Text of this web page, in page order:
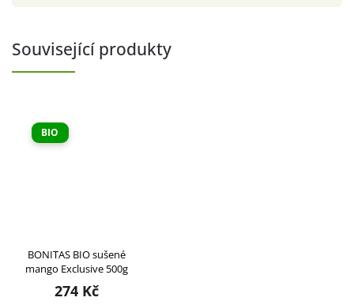
Související produkty
BIO
BONITAS BIO sušené
mango Exclusive 500g
274 Kč